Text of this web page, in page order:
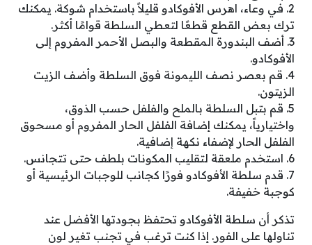
2. في وعاء، اهرس الأفوكادو قليلاً باستخدام شوكة. يمكنك
ترك بعض القطع قطعًا لتعطي السلطة قوامًا أكثر.
3. أضف البندورة المقطعة والبصل الأحمر المفروم إلى
الأفوكادو.
4. قم بعصر نصف الليمونة فوق السلطة وأضف الزيت
الزيتون.
5. قم بتبل السلطة بالملح والفلفل حسب الذوق،
واختيارياً، يمكنك إضافة الفلفل الحار المفروم أو مسحوق
الفلفل الحار لإضفاء نكهة إضافية.
6. استخدم ملعقة لتقليب المكونات بلطف حتى تتجانس.
7. قدم سلطة الأفوكادو فورًا كجانب للوجبات الرئيسية أو
كوجبة خفيفة.
تذكر أن سلطة الأفوكادو تحتفظ بجودتها الأفضل عند
تناولها على الفور. إذا كنت ترغب في تجنب تغير لون